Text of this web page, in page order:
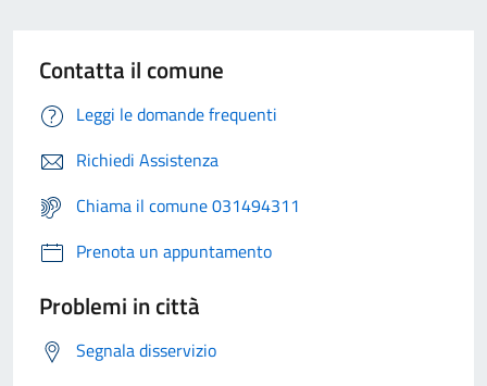
Contatta il comune
Leggi le domande frequenti
Richiedi Assistenza
Chiama il comune 031494311
Prenota un appuntamento
Problemi in città
Segnala disservizio